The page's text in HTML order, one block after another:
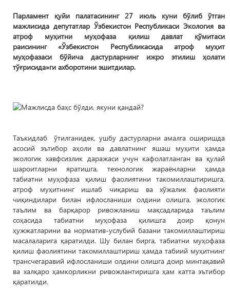
Парламент қуйи палатасининг 27 июль куни бўлиб ўтган
мажлисида депутатлар Ўзбекистон Республикаси Экология ва
атроф муҳитни муҳофаза қилиш давлат қўмитаси
раисининг «Ўзбекистон Республикасида атроф муҳит
муҳофазаси бўйича дастурларнинг ижро этилиш ҳолати
тўғрисида»ги ахборотини эшитдилар.
Таъкидлаб ўтилганидек, ушбу дастурларни амалга оширишда
асосий эътибор аҳоли ва давлатнинг яшаш муҳити ҳамда
экологик хавфсизлик даражаси учун кафолатланган ва қулай
шароитларни яратишга, технологик жараёнларни ҳамда
табиатни муҳофаза қилиш фаолиятини такомиллаштиришга,
атроф муҳитнинг ишлаб чиқариш ва хўжалик фаолияти
чиқиндилари билан ифлосланиши олдини олишга, экологик
таълим ва барқарор ривожланиш мақсадларида таълим
соҳасида табиатни муҳофаза қилишга доир қонун
ҳужжатларини ва норматив-услубий базани такомиллаштириш
масалаларига қаратилди. Шу билан бирга, табиатни муҳофаза
қилиш фаолиятини такомиллаштириш ҳамда табиий муҳитнинг
трансчегаравий ифлосланиши олдини олишга доир минтақавий
ва халқаро ҳамкорликни ривожлантиришга ҳам катта эътибор
қаратилди.